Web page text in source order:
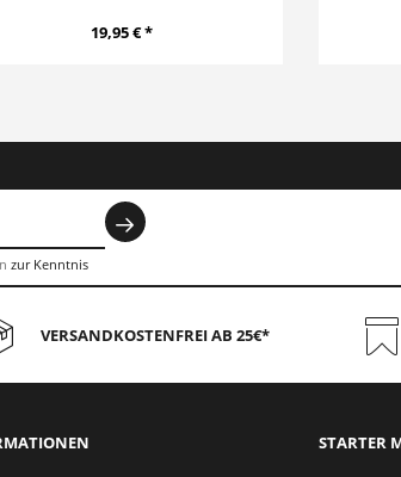
19,95 € *
zur Kenntnis
VERSANDKOSTENFREI AB 25€*
STARTER